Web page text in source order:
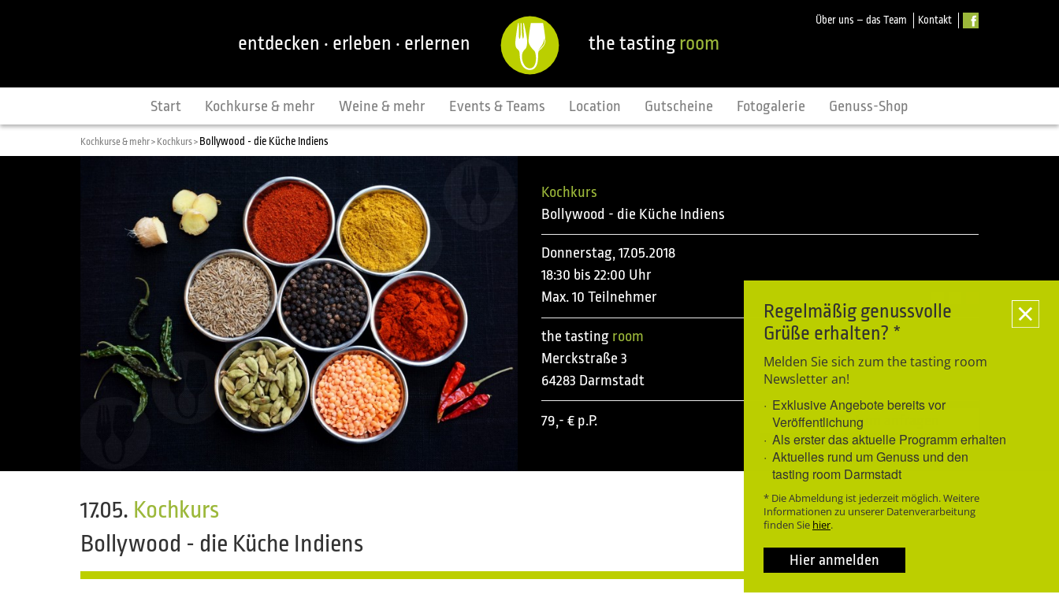
Über uns – das Team Kontakt
entdecken · erleben · erlernen the tastingroom
Start Kochkurse & mehr Weine & mehr Events & Teams Location Gutscheine Fotogalerie Genuss-Shop
Kochkurse & mehr > Kochkurs > Bollywood - die Küche Indiens
Kochkurs
Bollywood - die Küche Indiens
Donnerstag, 17.05.2018
18:30 bis 22:00 Uhr
Max. 10 Teilnehmer
the tasting room
Merckstraße 3
64283 Darmstadt
79,- € p.P. Neues Datum anfragen
17.05. Kochkurs
Bollywood - die Küche Indiens
Regelmäßig genussvolle
Grüße erhalten? *
Melden Sie sich zum the tasting room
Newsletter an!
Exklusive Angebote bereits vor
Veröffentlichung
Als erster das aktuelle Programm erhalten
Aktuelles rund um Genuss und den
tasting room Darmstadt
* Die Abmeldung ist jederzeit möglich. Weitere
Informationen zu unserer Datenverarbeitung
finden Sie hier.
Hier anmelden